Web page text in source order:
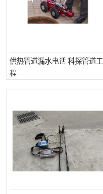
供热管道漏水电话 科探管道工
程